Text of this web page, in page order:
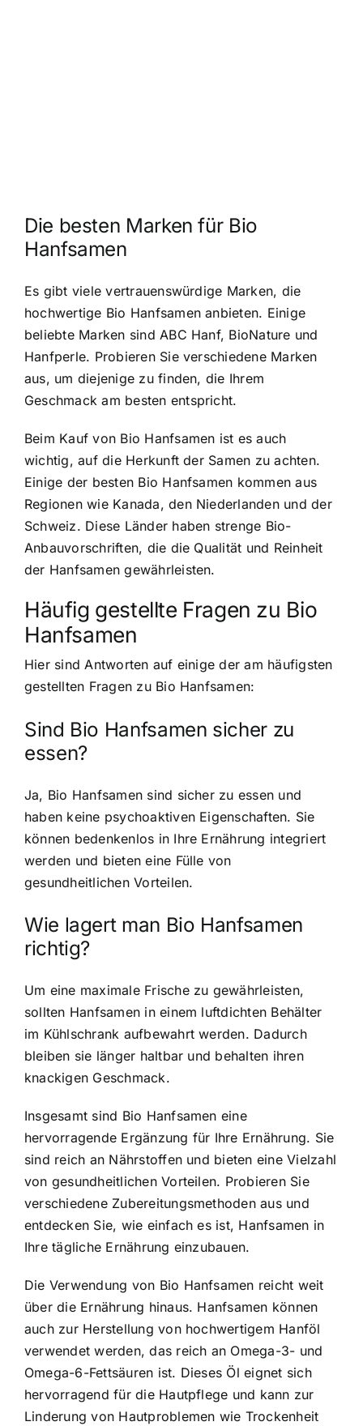
Die besten Marken für Bio
Hanfsamen
Es gibt viele vertrauenswürdige Marken, die
hochwertige Bio Hanfsamen anbieten. Einige
beliebte Marken sind ABC Hanf, BioNature und
Hanfperle. Probieren Sie verschiedene Marken
aus, um diejenige zu finden, die Ihrem
Geschmack am besten entspricht.
Beim Kauf von Bio Hanfsamen ist es auch
wichtig, auf die Herkunft der Samen zu achten.
Einige der besten Bio Hanfsamen kommen aus
Regionen wie Kanada, den Niederlanden und der
Schweiz. Diese Länder haben strenge Bio-
Anbauvorschriften, die die Qualität und Reinheit
der Hanfsamen gewährleisten.
Häufig gestellte Fragen zu Bio
Hanfsamen
Hier sind Antworten auf einige der am häufigsten
gestellten Fragen zu Bio Hanfsamen:
Sind Bio Hanfsamen sicher zu
essen?
Ja, Bio Hanfsamen sind sicher zu essen und
haben keine psychoaktiven Eigenschaften. Sie
können bedenkenlos in Ihre Ernährung integriert
werden und bieten eine Fülle von
gesundheitlichen Vorteilen.
Wie lagert man Bio Hanfsamen
richtig?
Um eine maximale Frische zu gewährleisten,
sollten Hanfsamen in einem luftdichten Behälter
im Kühlschrank aufbewahrt werden. Dadurch
bleiben sie länger haltbar und behalten ihren
knackigen Geschmack.
Insgesamt sind Bio Hanfsamen eine
hervorragende Ergänzung für Ihre Ernährung. Sie
sind reich an Nährstoffen und bieten eine Vielzahl
von gesundheitlichen Vorteilen. Probieren Sie
verschiedene Zubereitungsmethoden aus und
entdecken Sie, wie einfach es ist, Hanfsamen in
Ihre tägliche Ernährung einzubauen.
Die Verwendung von Bio Hanfsamen reicht weit
über die Ernährung hinaus. Hanfsamen können
auch zur Herstellung von hochwertigem Hanföl
verwendet werden, das reich an Omega-3- und
Omega-6-Fettsäuren ist. Dieses Öl eignet sich
hervorragend für die Hautpflege und kann zur
Linderung von Hautproblemen wie Trockenheit